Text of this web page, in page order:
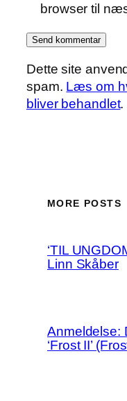
browser til
Dette site
spam. Læs om
bliver behandlet.
MORE POSTS
‘TIL
Linn Skåber
Anmeldelse:
‘Frost II’